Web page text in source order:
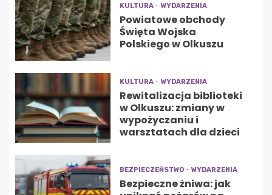
KULTURA WYDARZENIA
Powiatowe obchody
Święta Wojska
Polskiego w Olkuszu
KULTURA WYDARZENIA
Rewitalizacja biblioteki
w Olkuszu: zmiany w
wypożyczaniu i
warsztatach dla dzieci
BEZPIECZEŃSTWO WYDARZENIA
Bezpieczne żniwa: jak